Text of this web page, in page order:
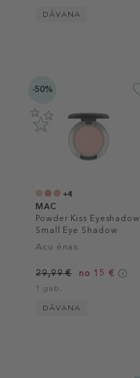
DĀVANA
-50%
+4
MAC
Powder Kiss Eyeshadow
Small Eye Shadow
Acu ēnas
29,99 € no 15 €
1 gab.
DĀVANA